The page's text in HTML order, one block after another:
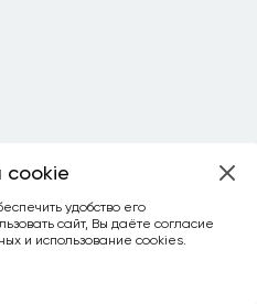
cookie
удобство его
сайт, Вы даёте согласие
и использование cookies.